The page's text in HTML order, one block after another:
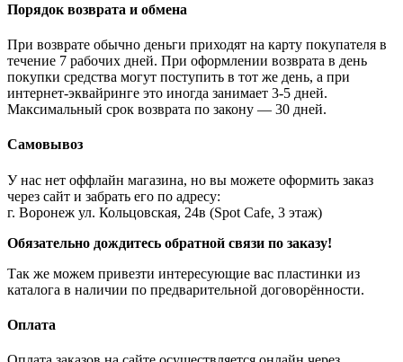
Порядок возврата и обмена
При возврате обычно деньги приходят на карту покупателя в
течение 7 рабочих дней. При оформлении возврата в день
покупки средства могут поступить в тот же день, а при
интернет-эквайринге это иногда занимает 3-5 дней.
Максимальный срок возврата по закону — 30 дней.
Самовывоз
У нас нет оффлайн магазина, но вы можете оформить заказ
через сайт и забрать его по адресу:
г. Воронеж ул. Кольцовская, 24в (Spot Cafe, 3 этаж)
Обязательно дождитесь обратной связи по заказу!
Так же можем привезти интересующие вас пластинки из
каталога в наличии по предварительной договорённости.
Оплата